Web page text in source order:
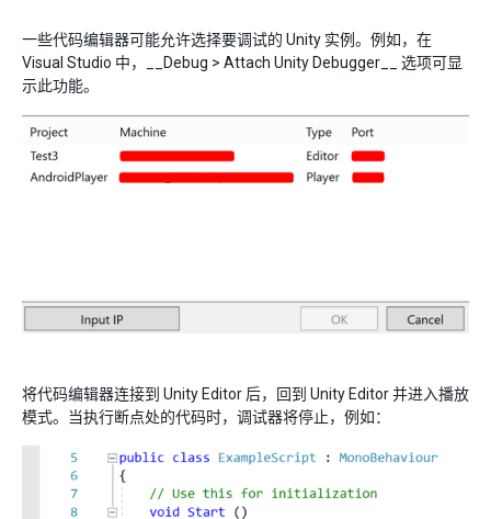
一些代码编辑器可能允许选择要调试的 Unity 实例。例如，在
Visual Studio 中，__Debug > Attach Unity Debugger__ 选项可显
示此功能。
将代码编辑器连接到 Unity Editor 后，回到 Unity Editor 并进入播放
模式。当执行断点处的代码时，调试器将停止，例如：